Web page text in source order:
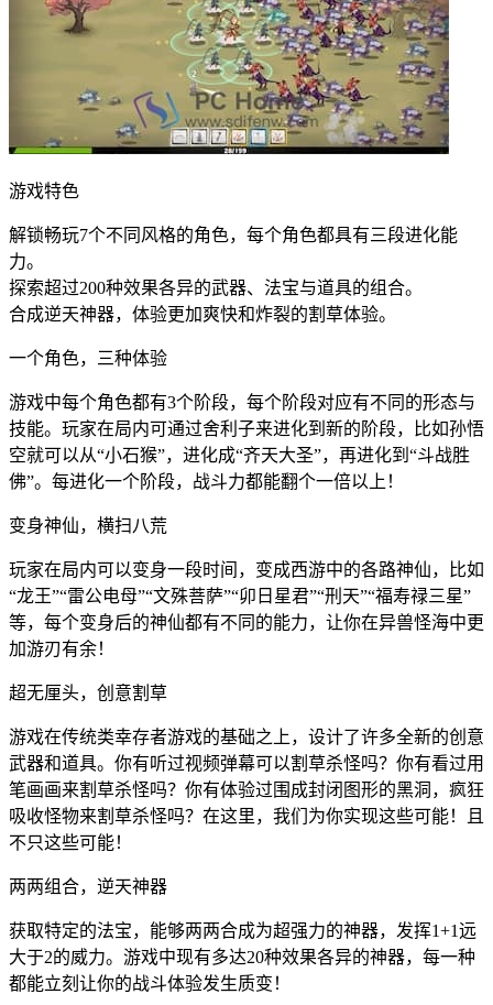
游戏特色
解锁畅玩7个不同风格的角色，每个角色都具有三段进化能
力。
探索超过200种效果各异的武器、法宝与道具的组合。
合成逆天神器，体验更加爽快和炸裂的割草体验。
一个角色，三种体验
游戏中每个角色都有3个阶段，每个阶段对应有不同的形态与
技能。玩家在局内可通过舍利子来进化到新的阶段，比如孙悟
空就可以从“小石猴”，进化成“齐天大圣”，再进化到“斗战胜
佛”。每进化一个阶段，战斗力都能翻个一倍以上！
变身神仙，横扫八荒
玩家在局内可以变身一段时间，变成西游中的各路神仙，比如
“龙王”“雷公电母”“文殊菩萨”“卯日星君”“刑天”“福寿禄三星”
等，每个变身后的神仙都有不同的能力，让你在异兽怪海中更
加游刃有余！
超无厘头，创意割草
游戏在传统类幸存者游戏的基础之上，设计了许多全新的创意
武器和道具。你有听过视频弹幕可以割草杀怪吗？你有看过用
笔画画来割草杀怪吗？你有体验过围成封闭图形的黑洞，疯狂
吸收怪物来割草杀怪吗？在这里，我们为你实现这些可能！且
不只这些可能！
两两组合，逆天神器
获取特定的法宝，能够两两合成为超强力的神器，发挥1+1远
大于2的威力。游戏中现有多达20种效果各异的神器，每一种
都能立刻让你的战斗体验发生质变！